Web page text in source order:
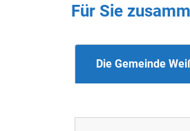
Für Sie
Die Gemeinde